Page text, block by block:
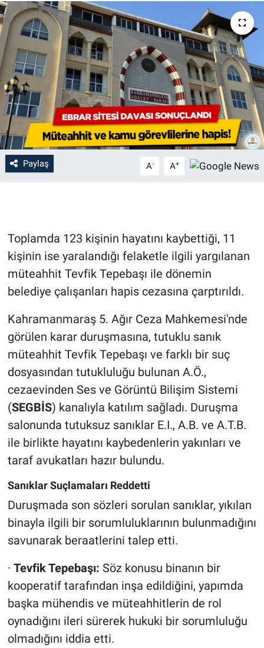
Paylaş A- A+
Toplamda 123 kişinin hayatını kaybettiği, 11
kişinin ise yaralandığı felaketle ilgili yargılanan
müteahhit Tevfik Tepebaşı ile dönemin
belediye çalışanları hapis cezasına çarptırıldı.
Kahramanmaraş 5. Ağır Ceza Mahkemesi'nde
görülen karar duruşmasına, tutuklu sanık
müteahhit Tevfik Tepebaşı ve farklı bir suç
dosyasından tutukluluğu bulunan A.Ö.,
cezaevinden Ses ve Görüntü Bilişim Sistemi
(SEGBİS) kanalıyla katılım sağladı. Duruşma
salonunda tutuksuz sanıklar E.I., A.B. ve A.T.B.
ile birlikte hayatını kaybedenlerin yakınları ve
taraf avukatları hazır bulundu.
Sanıklar Suçlamaları Reddetti
Duruşmada son sözleri sorulan sanıklar, yıkılan
binayla ilgili bir sorumluluklarının bulunmadığını
savunarak beraatlerini talep etti.
· Tevfik Tepebaşı: Söz konusu binanın bir
kooperatif tarafından inşa edildiğini, yapımda
başka mühendis ve müteahhitlerin de rol
oynadığını ileri sürerek hukuki bir sorumluluğu
olmadığını iddia etti.